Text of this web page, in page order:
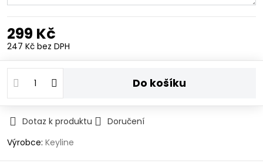
299 Kč
247 Kč bez DPH
Do košíku
Dotaz k produktu
Doručení
Výrobce: Keyline